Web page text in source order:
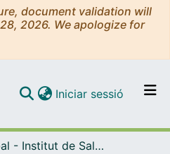
document validation will
2026. We apologize for
Navega per tot el DD
Iniciar sessió (current)
ISGlobal - Institut de Salut Global de Barcelona